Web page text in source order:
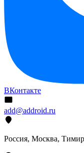
ВКонтакте
add@addroid.ru
Россия, Москва,